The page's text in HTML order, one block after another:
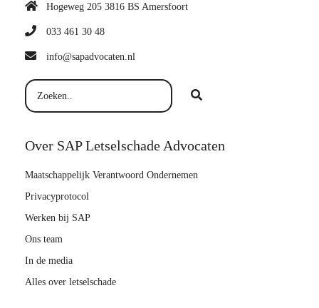
Hogeweg 205 3816 BS Amersfoort
033 461 30 48
info@sapadvocaten.nl
Over SAP Letselschade Advocaten
Maatschappelijk Verantwoord Ondernemen
Privacyprotocol
Werken bij SAP
Ons team
In de media
Alles over letselschade